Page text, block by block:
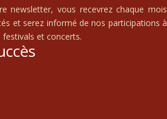
newsletter, vous recevrez chaque mois
et serez informé de nos participations à
et concerts.